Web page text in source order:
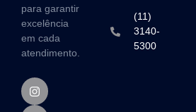
para garantir
excelência
em cada
atendimento.
(11)
3140-
5300